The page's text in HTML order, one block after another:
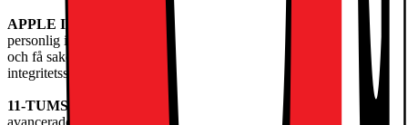
APPLE INTELLIGENCE– Apple Intelligence är ett system för
personlig intelligens som hjälper dig att kommunicera, uttrycka dig
och få saker gjorda på ett enklaresätt – med banbrytande
integritetsskydd i varje steg.
11-TUMS ULTRA RETINA XDR-SKÄRM
– Världens mest
avancerade skärm med extrem ljusstyrka, suverän kontrast,